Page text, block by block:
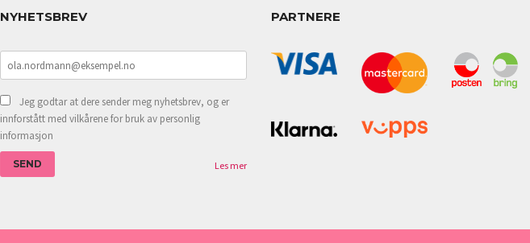
NYHETSBREV
Jeg godtar at dere sender meg nyhetsbrev, og er
innforstått med vilkårene for bruk av personlig
informasjon
Les mer
PARTNERE